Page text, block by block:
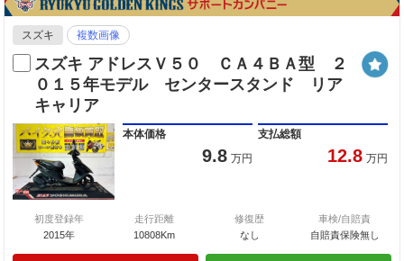
スズキ 複数画像
スズキ アドレスＶ５０ ＣＡ４ＢＡ型 ２
０１５年モデル センタースタンド リア
キャリア
本体価格
9.8 万円
支払総額
12.8 万円
初度登録年
2015年
走行距離
10808Km
修復歴
なし
車検/自賠責
自賠責保険無し